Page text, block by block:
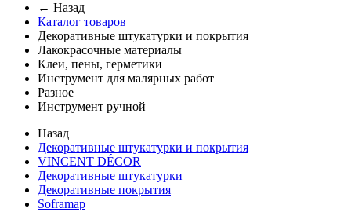
← Назад
Каталог товаров
Декоративные штукатурки и покрытия
Лакокрасочные материалы
Клеи, пены, герметики
Инструмент для малярных работ
Разное
Инструмент ручной
Назад
Декоративные штукатурки и покрытия
VINCENT DÉCOR
Декоративные штукатурки
Декоративные покрытия
Soframap